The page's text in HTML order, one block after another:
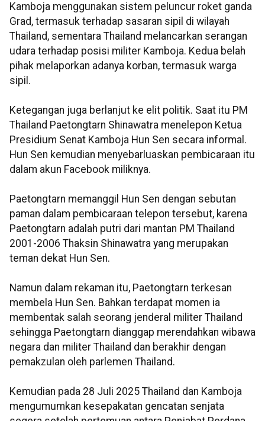
Kamboja menggunakan sistem peluncur roket ganda
Grad, termasuk terhadap sasaran sipil di wilayah
Thailand, sementara Thailand melancarkan serangan
udara terhadap posisi militer Kamboja. Kedua belah
pihak melaporkan adanya korban, termasuk warga
sipil.
Ketegangan juga berlanjut ke elit politik. Saat itu PM
Thailand Paetongtarn Shinawatra menelepon Ketua
Presidium Senat Kamboja Hun Sen secara informal.
Hun Sen kemudian menyebarluaskan pembicaraan itu
dalam akun Facebook miliknya.
Paetongtarn memanggil Hun Sen dengan sebutan
paman dalam pembicaraan telepon tersebut, karena
Paetongtarn adalah putri dari mantan PM Thailand
2001-2006 Thaksin Shinawatra yang merupakan
teman dekat Hun Sen.
Namun dalam rekaman itu, Paetongtarn terkesan
membela Hun Sen. Bahkan terdapat momen ia
membentak salah seorang jenderal militer Thailand
sehingga Paetongtarn dianggap merendahkan wibawa
negara dan militer Thailand dan berakhir dengan
pemakzulan oleh parlemen Thailand.
Kemudian pada 28 Juli 2025 Thailand dan Kamboja
mengumumkan kesepakatan gencatan senjata